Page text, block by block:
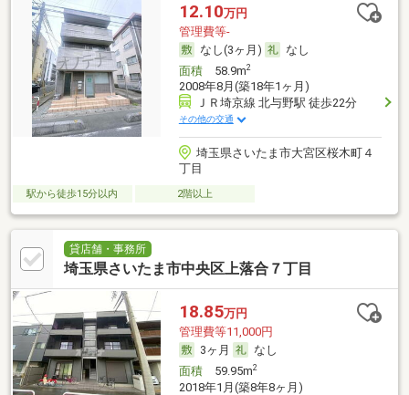
12.10万円
管理費等-
なし(3ヶ月)
なし
面積58.9m2
2008年8月(築18年1ヶ月)
ＪＲ埼京線 北与野駅 徒歩22分
その他の交通
埼玉県さいたま市大宮区桜木町４
丁目
駅から徒歩15分以内 2階以上
貸店舗・事務所
埼玉県さいたま市中央区上落合７丁目
18.85万円
管理費等11,000円
3ヶ月
なし
面積59.95m2
2018年1月(築8年8ヶ月)